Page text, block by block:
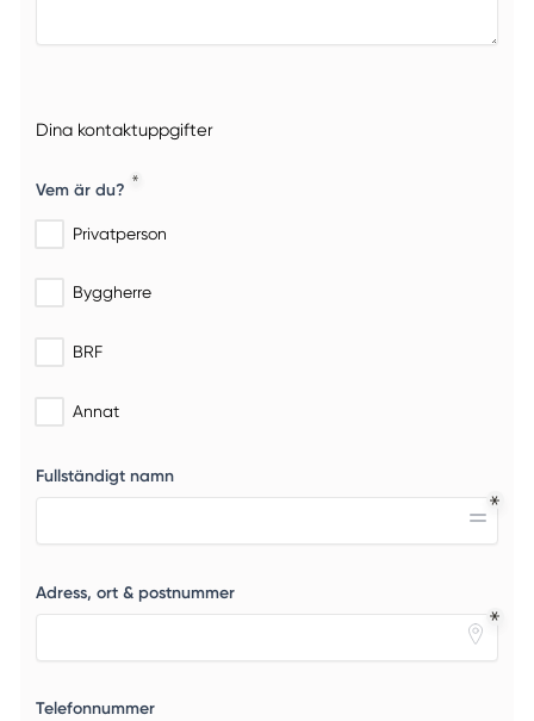
Dina kontaktuppgifter
Vem är du?
Privatperson
Byggherre
BRF
Annat
Fullständigt namn
Adress, ort & postnummer
Telefonnummer